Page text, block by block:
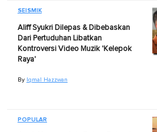
SEISMIK
Aliff Syukri Dilepas & Dibebaskan
Dari Pertuduhan Libatkan
Kontroversi Video Muzik 'Kelepok
Raya'
By Iqmal Hazzwan
POPULAR